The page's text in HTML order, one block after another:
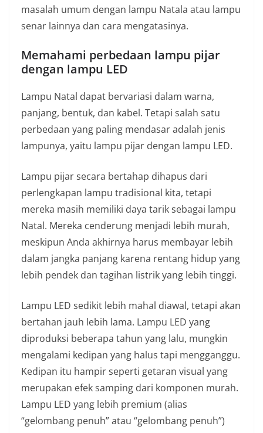
masalah umum dengan lampu Natala atau lampu
senar lainnya dan cara mengatasinya.
Memahami perbedaan lampu pijar
dengan lampu LED
Lampu Natal dapat bervariasi dalam warna,
panjang, bentuk, dan kabel. Tetapi salah satu
perbedaan yang paling mendasar adalah jenis
lampunya, yaitu lampu pijar dengan lampu LED.
Lampu pijar secara bertahap dihapus dari
perlengkapan lampu tradisional kita, tetapi
mereka masih memiliki daya tarik sebagai lampu
Natal. Mereka cenderung menjadi lebih murah,
meskipun Anda akhirnya harus membayar lebih
dalam jangka panjang karena rentang hidup yang
lebih pendek dan tagihan listrik yang lebih tinggi.
Lampu LED sedikit lebih mahal diawal, tetapi akan
bertahan jauh lebih lama. Lampu LED yang
diproduksi beberapa tahun yang lalu, mungkin
mengalami kedipan yang halus tapi mengganggu.
Kedipan itu hampir seperti getaran visual yang
merupakan efek samping dari komponen murah.
Lampu LED yang lebih premium (alias
“gelombang penuh” atau “gelombang penuh”)